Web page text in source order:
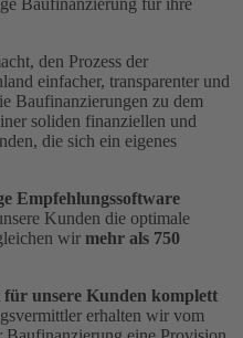
Baufinanzierung für ihre
den Prozess der
einfacher, transparenter und
Baufinanzierungen zu dem
soliden finanziellen und
die sich ein eigenes
Empfehlungssoftware
Kunden die optimale
wir mehr als 750
für unsere Kunden komplett
erhalten wir vom